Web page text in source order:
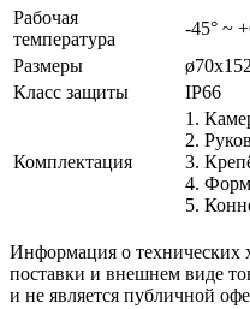
Рабочая
температура
-45° ~
Размеры
Класс защиты
IP66
Комплектация
1.
2.
3.
4.
5.
Информация о технических
поставки и внешнем виде
и не является публичной